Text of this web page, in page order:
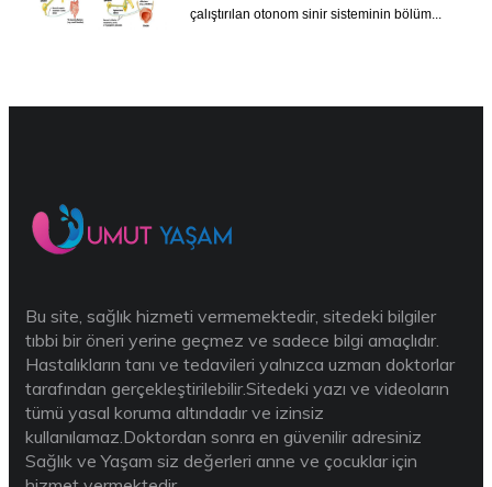
çalıştırılan otonom sinir sisteminin bölüm...
Bu site, sağlık hizmeti vermemektedir, sitedeki bilgiler
tıbbi bir öneri yerine geçmez ve sadece bilgi amaçlıdır.
Hastalıkların tanı ve tedavileri yalnızca uzman doktorlar
tarafından gerçekleştirilebilir.Sitedeki yazı ve videoların
tümü yasal koruma altındadır ve izinsiz
kullanılamaz.Doktordan sonra en güvenilir adresiniz
Sağlık ve Yaşam siz değerleri anne ve çocuklar için